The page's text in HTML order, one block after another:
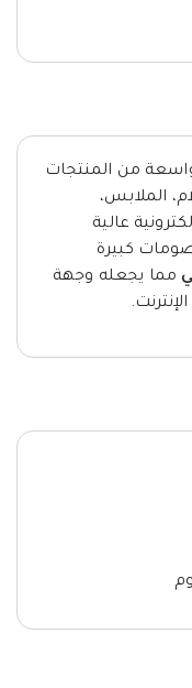
من المنتجات
الملابس،
عالية
كبيرة
مما يجعله وجهة